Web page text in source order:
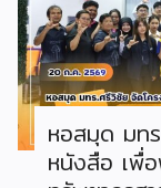
หอสมุด มท
หนังสือ เพื่